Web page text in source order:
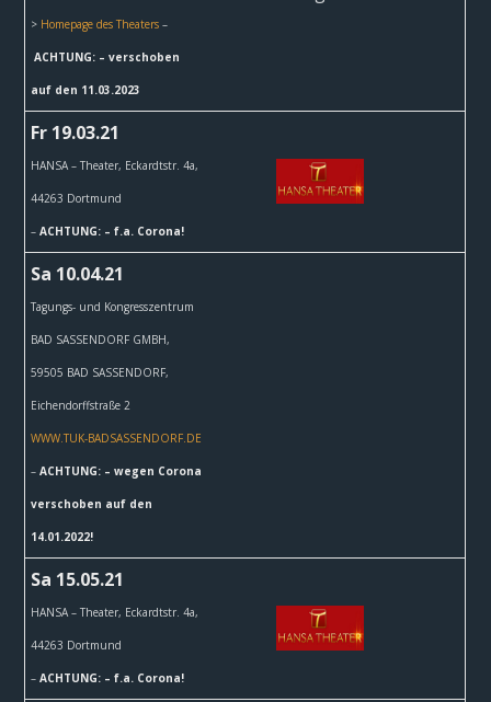
> Homepage des Theaters –
ACHTUNG: – verschoben
auf den 11.03.2023
Fr 19.03.21
HANSA – Theater, Eckardtstr. 4a,
44263 Dortmund
–ACHTUNG: – f.a. Corona!
Sa 10.04.21
Tagungs- und Kongresszentrum
BAD SASSENDORF GMBH,
59505 BAD SASSENDORF,
Eichendorffstraße 2
WWW.TUK-BADSASSENDORF.DE
–ACHTUNG: – wegen Corona
verschoben auf den
14.01.2022!
Sa 15.05.21
HANSA – Theater, Eckardtstr. 4a,
44263 Dortmund
–ACHTUNG: – f.a. Corona!